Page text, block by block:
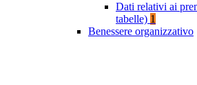
Dati relativi ai
tabelle) 1
Benessere organizzativo